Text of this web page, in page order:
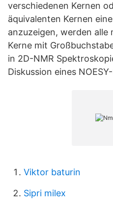
verschiedenen Kernen
äquivalenten Kernen
anzuzeigen, werden
Kerne mit
in 2D-NMR
Diskussion eines
Viktor baturin
Sipri milex